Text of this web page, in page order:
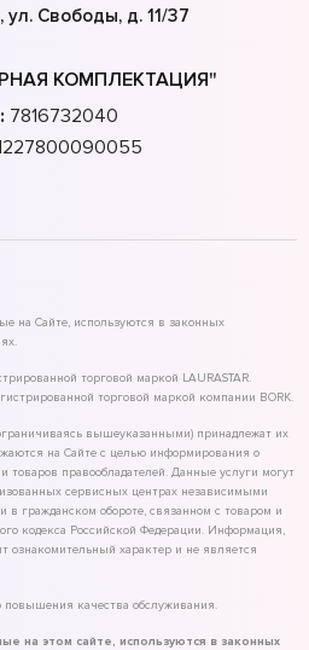
ул. Свободы, д. 11/37
КОМПЛЕКТАЦИЯ"
7816732040
на Сайте, используются в законных
торговой маркой LAURASTAR.
торговой маркой компании BORK.
вышеуказанными) принадлежат их
на Сайте с целью информирования о
товаров правообладателей. Данные услуги могут
сервисных центрах независимыми
гражданском обороте, связанном с товаром и
кодекса Российской Федерации. Информация,
ознакомительный характер и не является
повышения качества обслуживания.
на этом сайте, используются в законных